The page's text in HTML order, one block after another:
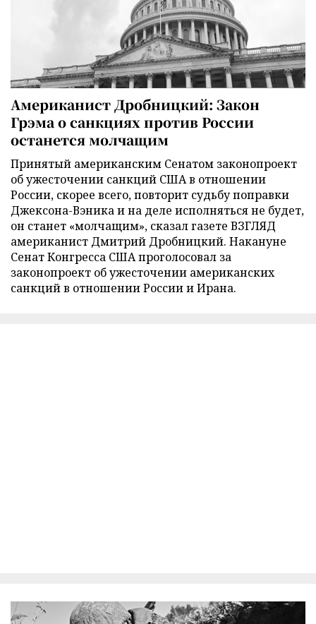
Американист Дробницкий: Закон
Грэма о санкциях против России
останется молчащим
Принятый американским Сенатом законопроект
об ужесточении санкций США в отношении
России, скорее всего, повторит судьбу поправки
Джексона-Вэника и на деле исполняться не будет,
он станет «молчащим», сказал газете ВЗГЛЯД
американист Дмитрий Дробницкий. Накануне
Сенат Конгресса США проголосовал за
законопроект об ужесточении американских
санкций в отношении России и Ирана.